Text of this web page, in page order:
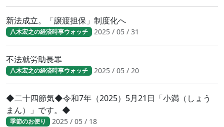
新法成立。「譲渡担保」制度化へ
八木宏之の経済時事ウォッチ 2025 / 05 / 31
不法就労助長罪
八木宏之の経済時事ウォッチ 2025 / 05 / 20
◆二十四節気◆令和7年（2025）5月21日「小満（しょう
まん）」です。◆
季節のお便り 2025 / 05 / 18